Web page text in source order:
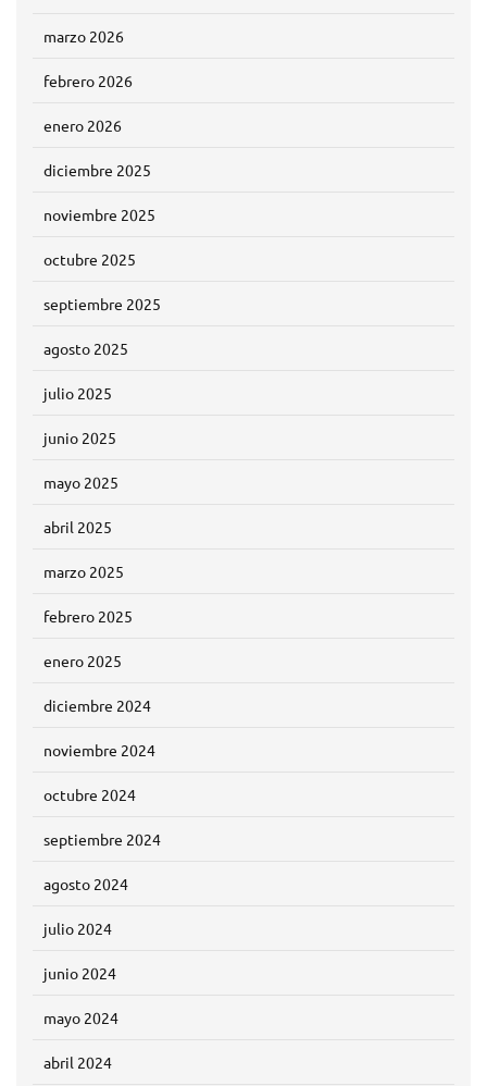
marzo 2026
febrero 2026
enero 2026
diciembre 2025
noviembre 2025
octubre 2025
septiembre 2025
agosto 2025
julio 2025
junio 2025
mayo 2025
abril 2025
marzo 2025
febrero 2025
enero 2025
diciembre 2024
noviembre 2024
octubre 2024
septiembre 2024
agosto 2024
julio 2024
junio 2024
mayo 2024
abril 2024